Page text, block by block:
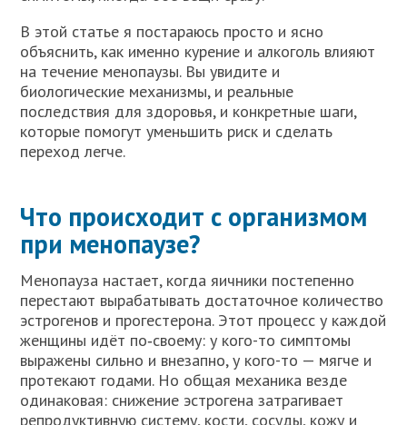
В этой статье я постараюсь просто и ясно
объяснить, как именно курение и алкоголь влияют
на течение менопаузы. Вы увидите и
биологические механизмы, и реальные
последствия для здоровья, и конкретные шаги,
которые помогут уменьшить риск и сделать
переход легче.
Что происходит с организмом
при менопаузе?
Менопауза настает, когда яичники постепенно
перестают вырабатывать достаточное количество
эстрогенов и прогестерона. Этот процесс у каждой
женщины идёт по‑своему: у кого-то симптомы
выражены сильно и внезапно, у кого-то — мягче и
протекают годами. Но общая механика везде
одинаковая: снижение эстрогена затрагивает
репродуктивную систему, кости, сосуды, кожу и